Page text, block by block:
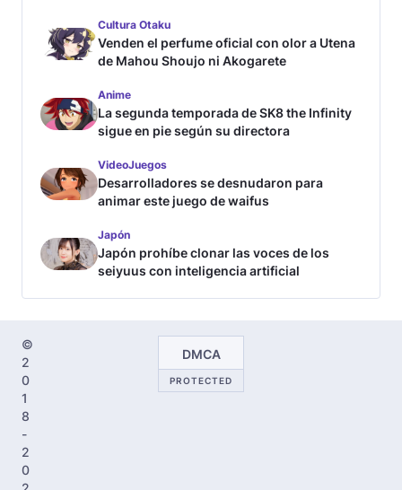
Cultura Otaku
Venden el perfume oficial con olor a Utena
de Mahou Shoujo ni Akogarete
Anime
La segunda temporada de SK8 the Infinity
sigue en pie según su directora
VideoJuegos
Desarrolladores se desnudaron para
animar este juego de waifus
Japón
Japón prohíbe clonar las voces de los
seiyuus con inteligencia artificial
©
2
0
1
8
-
2
0
DMCA
PROTECTED